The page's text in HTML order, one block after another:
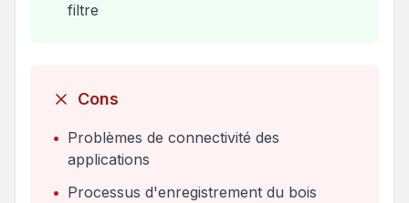
filtre
Cons
• Problèmes de connectivité des
applications
• Processus d'enregistrement du bois